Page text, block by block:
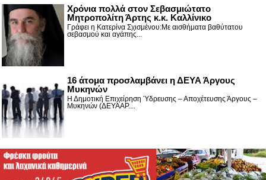
Χρόνια πολλά στον Σεβασμιώτατο
Μητροπολίτη Άρτης κ.κ. Καλλίνικο
Γράφει η Κατερίνα Σχισμένου:Με αισθήματα βαθύτατου
σεβασμού και αγάπης...
16 άτομα προσλαμβάνει η ΔΕΥΑ Άργους
Μυκηνών
Η Δημοτική Επιχείρηση Ύδρευσης – Αποχέτευσης Άργους –
Μυκηνών (ΔΕΥΑΑΡ....